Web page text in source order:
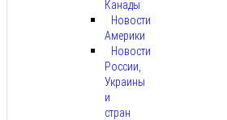
Канады
Новости
Америки
Новости
России,
Украины
и
стран